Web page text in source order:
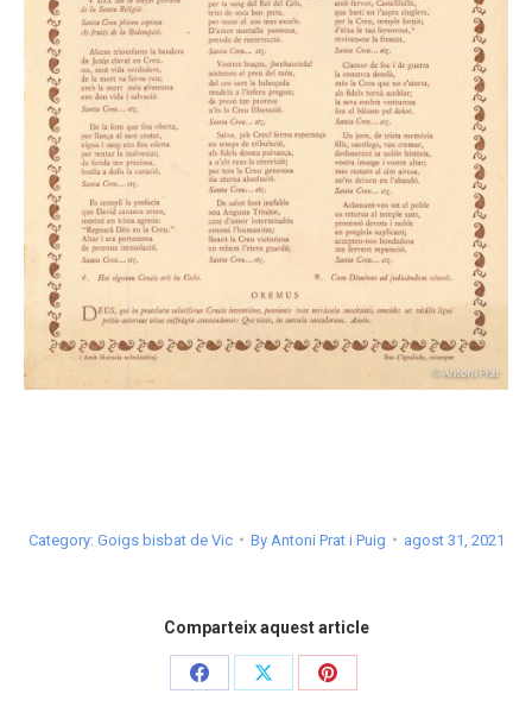
Category: Goigs bisbat de Vic By Antoni Prat i Puig agost 31, 2021
Comparteix aquest article
Share
Share
Share